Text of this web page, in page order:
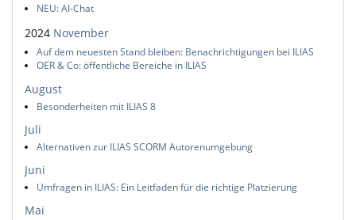
NEU: AI-Chat
2024 November
Auf dem neuesten Stand bleiben: Benachrichtigungen bei ILIAS
OER & Co: öffentliche Bereiche in ILIAS
August
Besonderheiten mit ILIAS 8
Juli
Alternativen zur ILIAS SCORM Autorenumgebung
Juni
Umfragen in ILIAS: Ein Leitfaden für die richtige Platzierung
Mai